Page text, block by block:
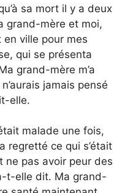
sa mort il y a deux
grand-mère et moi,
ville pour mes
qui se présenta
grand-mère m’a
jamais pensé
elle.
malade une fois,
regretté ce qui s’était
ne pas avoir peur des
t-elle dit. Ma grand-